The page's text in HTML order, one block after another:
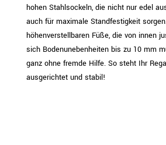
hohen Stahlsockeln, die nicht nur edel
auch für maximale Standfestigkeit
höhenverstellbaren Füße, die von innen
sich Bodenunebenheiten bis zu 10 mm
ganz ohne fremde Hilfe. So steht Ihr
ausgerichtet und stabil!